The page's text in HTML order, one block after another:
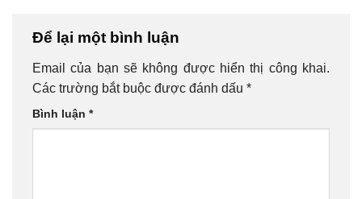
Để lại một bình luận
Email của bạn sẽ không được hiển thị công khai.
Các trường bắt buộc được đánh dấu *
Bình luận *